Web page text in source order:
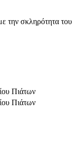
την σκληρότητα του
Πιάτων
Πιάτων